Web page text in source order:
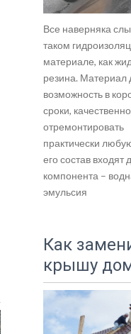
Все наверняка
таком
материале, как
резина. Материал
возможность в
сроки, качественно
отремонтировать
практически
его состав входят
компонента –
эмульсия
Как
крышу